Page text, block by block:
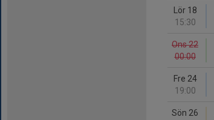
Lör 18
15:30
Ons 22
00:00
Fre 24
19:00
Sön 26